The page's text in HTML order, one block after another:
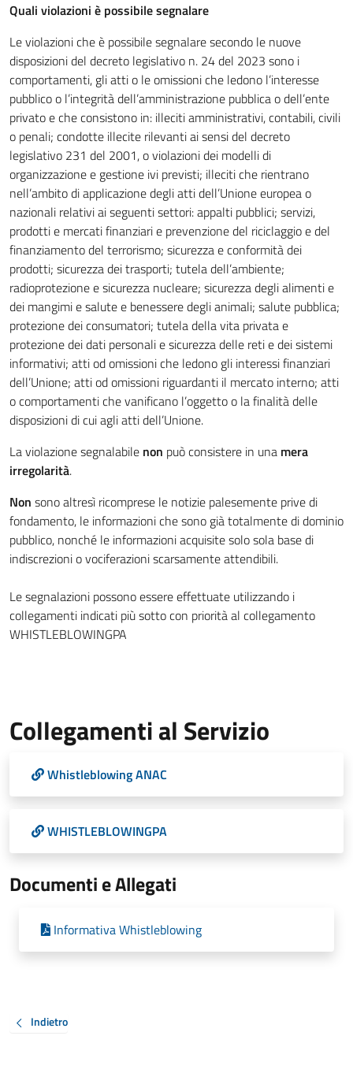
Quali violazioni è possibile segnalare
Le violazioni che è possibile segnalare secondo le nuove
disposizioni del decreto legislativo n. 24 del 2023 sono i
comportamenti, gli atti o le omissioni che ledono l’interesse
pubblico o l’integrità dell’amministrazione pubblica o dell’ente
privato e che consistono in: illeciti amministrativi, contabili, civili
o penali; condotte illecite rilevanti ai sensi del decreto
legislativo 231 del 2001, o violazioni dei modelli di
organizzazione e gestione ivi previsti; illeciti che rientrano
nell’ambito di applicazione degli atti dell’Unione europea o
nazionali relativi ai seguenti settori: appalti pubblici; servizi,
prodotti e mercati finanziari e prevenzione del riciclaggio e del
finanziamento del terrorismo; sicurezza e conformità dei
prodotti; sicurezza dei trasporti; tutela dell’ambiente;
radioprotezione e sicurezza nucleare; sicurezza degli alimenti e
dei mangimi e salute e benessere degli animali; salute pubblica;
protezione dei consumatori; tutela della vita privata e
protezione dei dati personali e sicurezza delle reti e dei sistemi
informativi; atti od omissioni che ledono gli interessi finanziari
dell’Unione; atti od omissioni riguardanti il mercato interno; atti
o comportamenti che vanificano l’oggetto o la finalità delle
disposizioni di cui agli atti dell’Unione.
La violazione segnalabile non può consistere in una mera
irregolarità.
Non sono altresì ricomprese le notizie palesemente prive di
fondamento, le informazioni che sono già totalmente di dominio
pubblico, nonché le informazioni acquisite solo sola base di
indiscrezioni o vociferazioni scarsamente attendibili.
Le segnalazioni possono essere effettuate utilizzando i
collegamenti indicati più sotto con priorità al collegamento
WHISTLEBLOWINGPA
Collegamenti al Servizio
Whistleblowing ANAC
WHISTLEBLOWINGPA
Documenti e Allegati
Informativa Whistleblowing
Indietro